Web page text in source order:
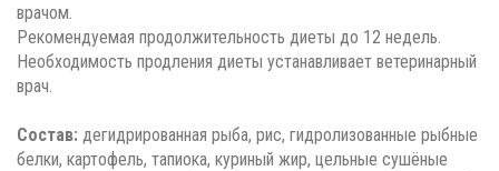
врачом.
Рекомендуемая продолжительность диеты до 12 недель.
Необходимость продления диеты устанавливает ветеринарный
врач.
Состав: дегидрированная рыба, рис, гидролизованные рыбные
белки, картофель, тапиока, куриный жир, цельные сушёные